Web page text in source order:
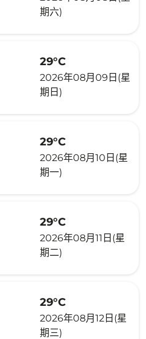
期六)
29°C
2026年08月09日(星
期日)
29°C
2026年08月10日(星
期一)
29°C
2026年08月11日(星
期二)
29°C
2026年08月12日(星
期三)